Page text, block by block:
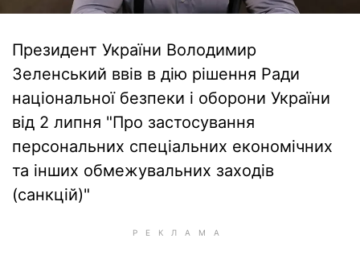
Президент України Володимир
Зеленський ввів в дію рішення Ради
національної безпеки і оборони України
від 2 липня "Про застосування
персональних спеціальних економічних
та інших обмежувальних заходів
(санкцій)"